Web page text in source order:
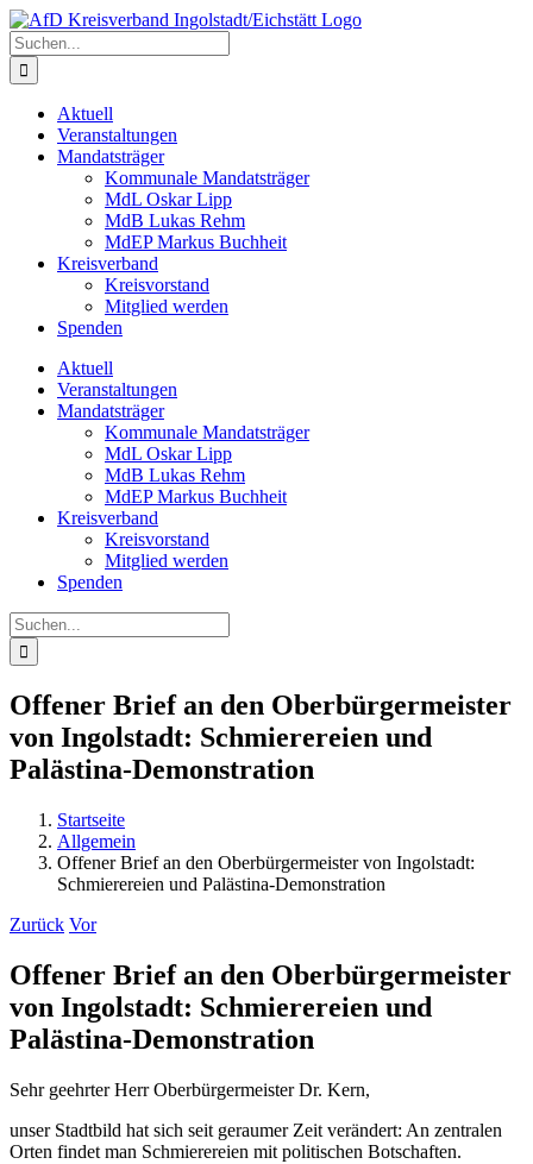
Zum
Inhalt
springen
Suche
nach:
Aktuell
Veranstaltungen
Mandatsträger
Kommunale Mandatsträger
MdL Oskar Lipp
MdB Lukas Rehm
MdEP Markus Buchheit
Kreisverband
Kreisvorstand
Mitglied werden
Spenden
Aktuell
Veranstaltungen
Mandatsträger
Kommunale Mandatsträger
MdL Oskar Lipp
MdB Lukas Rehm
MdEP Markus Buchheit
Kreisverband
Kreisvorstand
Mitglied werden
Spenden
Suche
nach:
Offener Brief an den Oberbürgermeister
von Ingolstadt: Schmierereien und
Palästina-Demonstration
Startseite
Allgemein
Offener Brief an den Oberbürgermeister von Ingolstadt:
Schmierereien und Palästina-Demonstration
Zurück Vor
Offener Brief an den Oberbürgermeister
von Ingolstadt: Schmierereien und
Palästina-Demonstration
Sehr geehrter Herr Oberbürgermeister Dr. Kern,
unser Stadtbild hat sich seit geraumer Zeit verändert: An zentralen
Orten findet man Schmierereien mit politischen Botschaften.